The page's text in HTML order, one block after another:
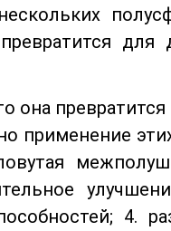
для
она
применение
4.